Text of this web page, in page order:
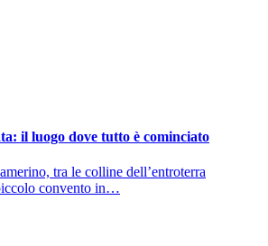
il luogo dove tutto è cominciato
tra le colline dell’entroterra
convento in…